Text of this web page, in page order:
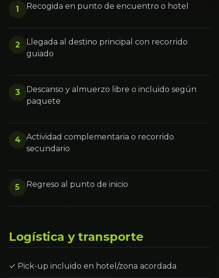
1 Recogida en punto de encuentro o hotel
2
Llegada al destino principal con recorrido
guiado
3
Descanso y almuerzo libre o incluido según
paquete
4
Actividad complementaria o recorrido
secundario
5 Regreso al punto de inicio
Logística y transporte
✓ Pick-up incluido en hotel/zona acordada